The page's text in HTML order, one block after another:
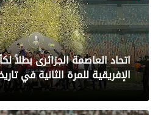
بعدسة الخبر المصري| شاهد
الأول لمباراة الزمالك واتحاد
نهائي كأس الكونفدرالية